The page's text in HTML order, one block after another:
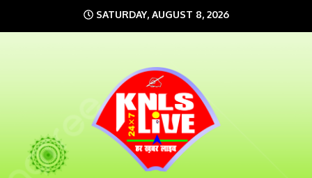
to
SATURDAY, AUGUST 8, 2026